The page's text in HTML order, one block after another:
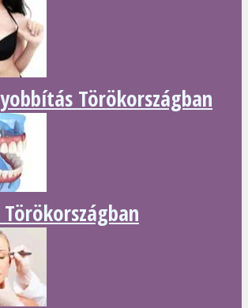
Törökországban